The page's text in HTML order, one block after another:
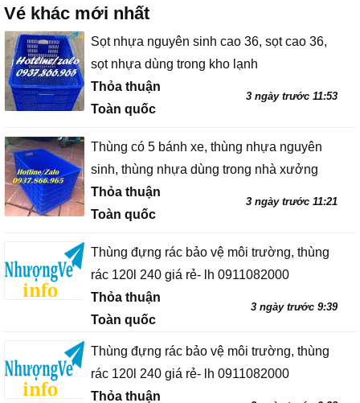
Vé khác mới nhất
Sọt nhựa nguyên sinh cao 36, sọt cao 36,
sọt nhựa dùng trong kho lạnh
Thỏa thuận
Toàn quốc
3 ngày trước 11:53
Thùng có 5 bánh xe, thùng nhựa nguyên
sinh, thùng nhựa dùng trong nhà xưởng
Thỏa thuận
Toàn quốc
3 ngày trước 11:21
Thùng đựng rác bảo vệ môi trường, thùng
rác 120l 240 giá rẻ- lh 0911082000
Thỏa thuận
Toàn quốc
3 ngày trước 9:39
Thùng đựng rác bảo vệ môi trường, thùng
rác 120l 240 giá rẻ- lh 0911082000
Thỏa thuận